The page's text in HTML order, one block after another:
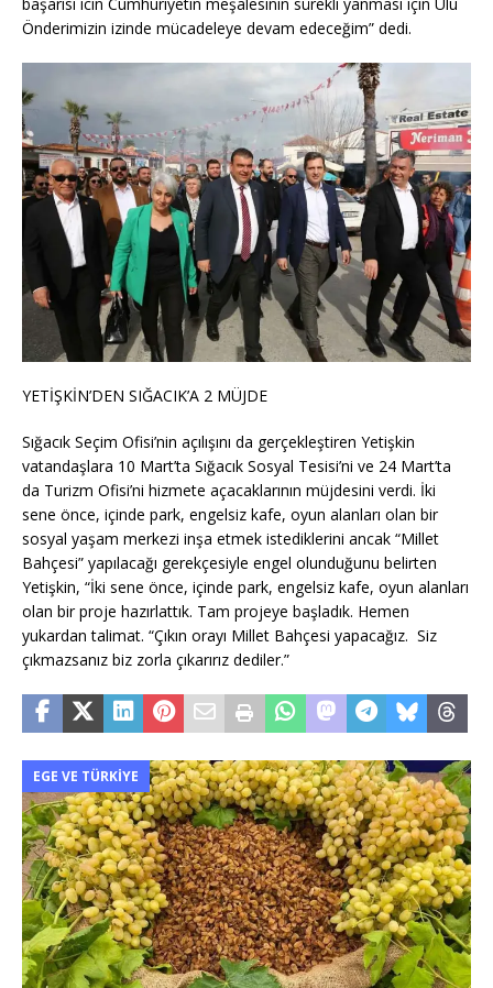
Önderimizin izinde mücadeleye devam edeceğim” dedi.
YETİŞKİN’DEN SIĞACIK’A 2 MÜJDE
Sığacık Seçim Ofisi’nin açılışını da gerçekleştiren Yetişkin
vatandaşlara 10 Mart’ta Sığacık Sosyal Tesisi’ni ve 24 Mart’ta
da Turizm Ofisi’ni hizmete açacaklarının müjdesini verdi. İki
sene önce, içinde park, engelsiz kafe, oyun alanları olan bir
sosyal yaşam merkezi inşa etmek istediklerini ancak “Millet
Bahçesi” yapılacağı gerekçesiyle engel olunduğunu belirten
Yetişkin, “İki sene önce, içinde park, engelsiz kafe, oyun alanları
olan bir proje hazırlattık. Tam projeye başladık. Hemen
yukardan talimat. “Çıkın orayı Millet Bahçesi yapacağız. Siz
çıkmazsanız biz zorla çıkarırız dediler.”
EGE VE TÜRKIYE